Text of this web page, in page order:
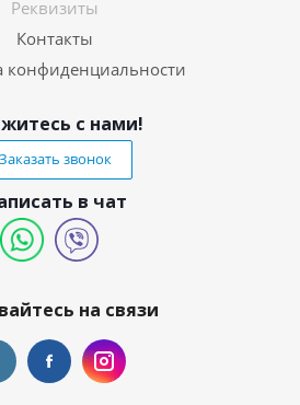
Реквизиты
Контакты
конфиденциальности
с нами!
Заказать звонок
в чат
на связи